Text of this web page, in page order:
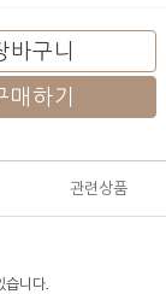
바구니
매하기
관련상품
습니다.